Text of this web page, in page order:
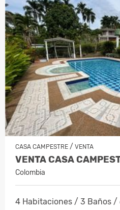
CASA CAMPESTRE / VENTA
Colombia
4 Habitaciones / 3 Baños /